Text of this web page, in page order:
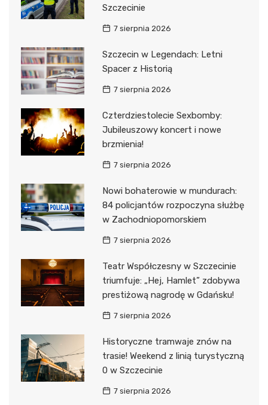
Szczecinie
7 sierpnia 2026
Szczecin w Legendach: Letni
Spacer z Historią
7 sierpnia 2026
Czterdziestolecie Sexbomby:
Jubileuszowy koncert i nowe
brzmienia!
7 sierpnia 2026
Nowi bohaterowie w mundurach:
84 policjantów rozpoczyna służbę
w Zachodniopomorskiem
7 sierpnia 2026
Teatr Współczesny w Szczecinie
triumfuje: „Hej, Hamlet” zdobywa
prestiżową nagrodę w Gdańsku!
7 sierpnia 2026
Historyczne tramwaje znów na
trasie! Weekend z linią turystyczną
0 w Szczecinie
7 sierpnia 2026